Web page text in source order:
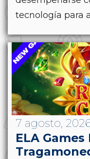
tecnología para
7 agosto,
ELA Games